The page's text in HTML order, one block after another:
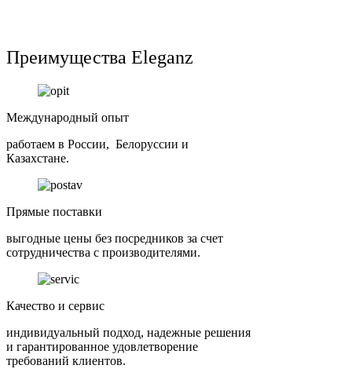
Преимущества Eleganz
Международный опыт
работаем в России, Белоруссии и
Казахстане.
Прямые поставки
выгодные цены без посредников за счет
сотрудничества с производителями.
Качество и сервис
индивидуальный подход, надежные решения
и гарантированное удовлетворение
требований клиентов.